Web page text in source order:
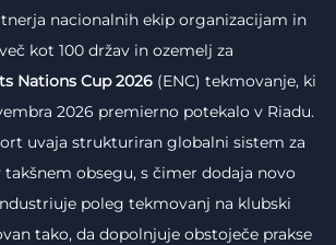
nacionalnih ekip organizacijam in
kot 100 držav in ozemelj za
Nations Cup 2026 (ENC) tekmovanje, ki
2026 premierno potekalo v Riadu.
uvaja strukturiran globalni sistem za
takšnem obsegu, s čimer dodaja novo
poleg tekmovanj na klubski
tako, da dopolnjuje obstoječe prakse